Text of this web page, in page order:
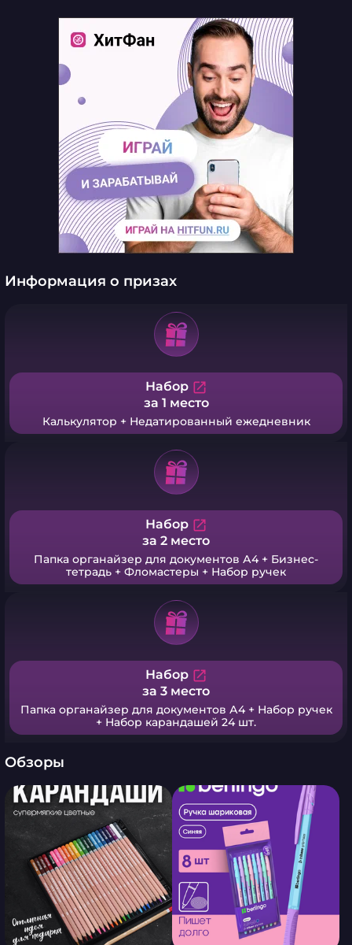
Информация о призах
Набор open_in_new
за 1 место
Калькулятор + Недатированный ежедневник
Набор open_in_new
за 2 место
Папка органайзер для документов А4 + Бизнес-
тетрадь + Фломастеры + Набор ручек
Набор open_in_new
за 3 место
Папка органайзер для документов А4 + Набор ручек
+ Набор карандашей 24 шт.
Обзоры